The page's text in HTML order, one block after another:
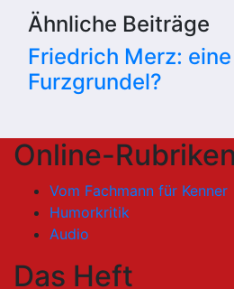
Ähnliche Beiträge
Friedrich Merz:
Furzgrundel?
Online-Rubriken
Vom Fachmann für Kenner
Humorkritik
Audio
Das Heft